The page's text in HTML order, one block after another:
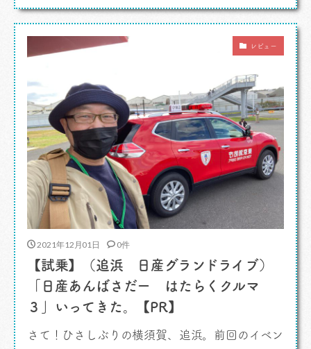
と、ですね。 OYOホテルを知っていたから。な
グループだから」 です。 わかりやすいぞ自分。
レビュー
2021年12月01日 0件
【試乗】（追浜 日産グランドライブ）
「日産あんばさだー はたらくクルマ
３」いってきた。【PR】
さて！ひさしぶりの横須賀、追浜。前回のイベン